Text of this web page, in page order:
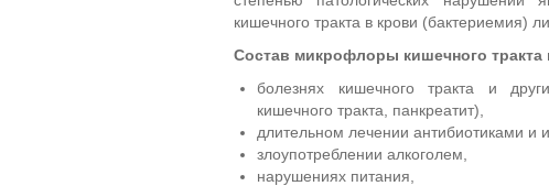
кишечного тракта в крови (бактериемия)
Состав микрофлоры кишечного тракта
болезнях кишечного тракта и
кишечного тракта, панкреатит),
длительном лечении антибиотиками и
злоупотреблении алкоголем,
нарушениях питания,